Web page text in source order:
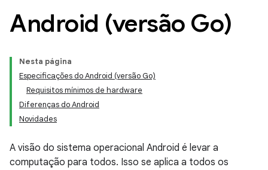
Android (versão Go)
Nesta página
Especificações do Android (versão Go)
Requisitos mínimos de hardware
Diferenças do Android
Novidades
A visão do sistema operacional Android é levar a
computação para todos. Isso se aplica a todos os